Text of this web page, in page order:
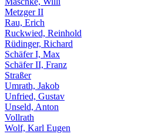
Metzger II
Rau, Erich
Ruckwied, Reinhold
Rüdinger, Richard
Schäfer I, Max
Schäfer II, Franz
Straßer
Umrath, Jakob
Unfried, Gustav
Unseld, Anton
Vollrath
Wolf, Karl Eugen